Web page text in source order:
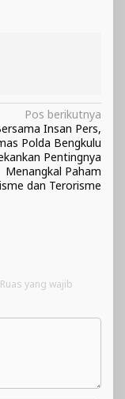
Pos berikutnya
Insan Pers,
Polda Bengkulu
Pentingnya
Menangkal Paham
dan Terorisme
Ruas yang wajib